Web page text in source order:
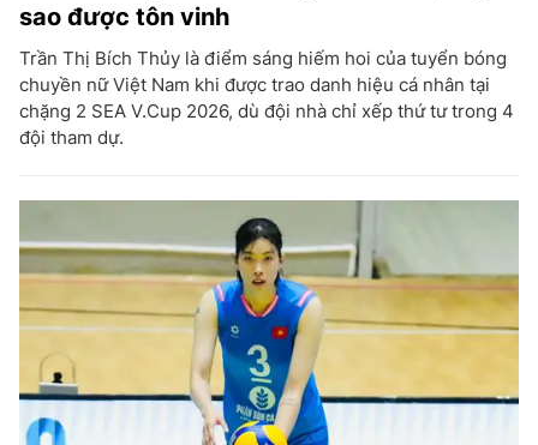
sao được tôn vinh
Trần Thị Bích Thủy là điểm sáng hiếm hoi của tuyển bóng
chuyền nữ Việt Nam khi được trao danh hiệu cá nhân tại
chặng 2 SEA V.Cup 2026, dù đội nhà chỉ xếp thứ tư trong 4
đội tham dự.